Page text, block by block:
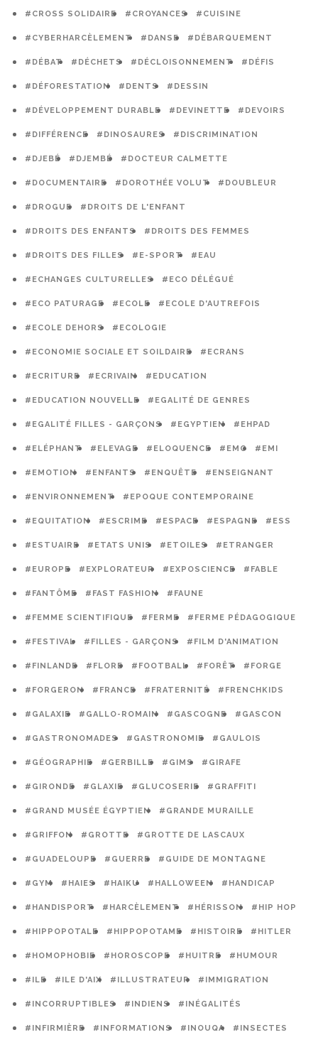
#CROSS SOLIDAIRE #CROYANCES #CUISINE
#CYBERHARCÈLEMENT #DANSE #DÉBARQUEMENT
#DÉBAT #DÉCHETS #DÉCLOISONNEMENT #DÉFIS
#DÉFORESTATION #DENTS #DESSIN
#DÉVELOPPEMENT DURABLE #DEVINETTE #DEVOIRS
#DIFFÉRENCE #DINOSAURES #DISCRIMINATION
#DJEBÉ #DJEMBÉ #DOCTEUR CALMETTE
#DOCUMENTAIRE #DOROTHÉE VOLUT #DOUBLEUR
#DROGUE #DROITS DE L'ENFANT
#DROITS DES ENFANTS #DROITS DES FEMMES
#DROITS DES FILLES #E-SPORT #EAU
#ECHANGES CULTURELLES #ECO DÉLÉGUÉ
#ECO PATURAGE #ECOLE #ECOLE D'AUTREFOIS
#ECOLE DEHORS #ECOLOGIE
#ECONOMIE SOCIALE ET SOILDAIRE #ECRANS
#ECRITURE #ECRIVAIN #EDUCATION
#EDUCATION NOUVELLE #EGALITÉ DE GENRES
#EGALITÉ FILLES - GARÇONS #EGYPTIEN #EHPAD
#ELÉPHANT #ELEVAGE #ELOQUENCE #EMC #EMI
#EMOTION #ENFANTS #ENQUÊTE #ENSEIGNANT
#ENVIRONNEMENT #EPOQUE CONTEMPORAINE
#EQUITATION #ESCRIME #ESPACE #ESPAGNE #ESS
#ESTUAIRE #ETATS UNIS #ETOILES #ETRANGER
#EUROPE #EXPLORATEUR #EXPOSCIENCE #FABLE
#FANTÔME #FAST FASHION #FAUNE
#FEMME SCIENTIFIQUE #FERME #FERME PÉDAGOGIQUE
#FESTIVAL #FILLES - GARÇONS #FILM D'ANIMATION
#FINLANDE #FLORE #FOOTBALL #FORÊT #FORGE
#FORGERON #FRANCE #FRATERNITÉ #FRENCHKIDS
#GALAXIE #GALLO-ROMAIN #GASCOGNE #GASCON
#GASTRONOMADES #GASTRONOMIE #GAULOIS
#GÉOGRAPHIE #GERBILLE #GIMS #GIRAFE
#GIRONDE #GLAXIE #GLUCOSERIE #GRAFFITI
#GRAND MUSÉE ÉGYPTIEN #GRANDE MURAILLE
#GRIFFON #GROTTE #GROTTE DE LASCAUX
#GUADELOUPE #GUERRE #GUIDE DE MONTAGNE
#GYM #HAIES #HAIKU #HALLOWEEN #HANDICAP
#HANDISPORT #HARCÈLEMENT #HÉRISSON #HIP HOP
#HIPPOPOTALE #HIPPOPOTAME #HISTOIRE #HITLER
#HOMOPHOBIE #HOROSCOPE #HUITRE #HUMOUR
#ILE #ILE D'AIX #ILLUSTRATEUR #IMMIGRATION
#INCORRUPTIBLES #INDIENS #INÉGALITÉS
#INFIRMIÈRE #INFORMATIONS #INOUQA #INSECTES